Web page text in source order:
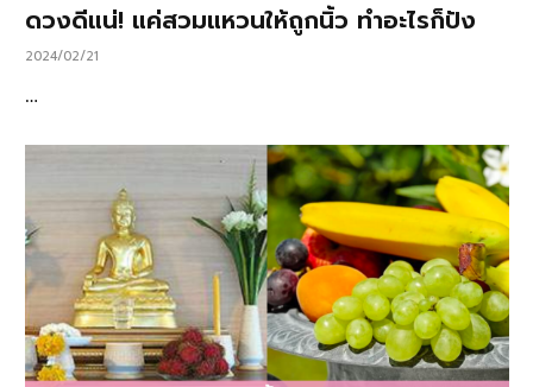
ดวงดีแน่! แค่สวมแหวนให้ถูกนิ้ว ทำอะไรก็ปัง
2024/02/21
…